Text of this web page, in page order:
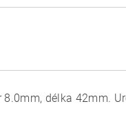
délka 42mm.